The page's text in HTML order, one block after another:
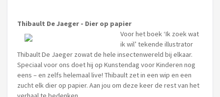
Thibault De Jaeger - Dier op papier
Voor het boek ‘Ik zoek wat
ik wil’ tekende illustrator
Thibault De Jaeger zowat de hele insectenwereld bij elkaar.
Speciaal voor ons doet hij op Kunstendag voor Kinderen nog
eens – en zelfs helemaal live! Thibault zet in een wip en een
zucht elk dier op papier. Aan jou om deze keer de rest van het